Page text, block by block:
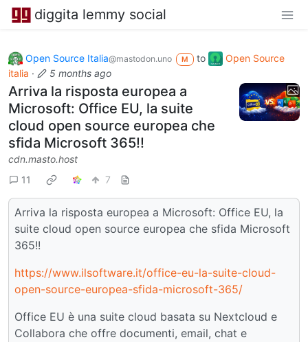
diggita lemmy social
Open Source Italia@mastodon.uno M to
Open Source
italia · 5 months ago
Arriva la risposta europea a
Microsoft: Office EU, la suite
cloud open source europea che
sfida Microsoft 365!!
cdn.masto.host
11
7
Arriva la risposta europea a Microsoft: Office EU, la
suite cloud open source europea che sfida Microsoft
365!!
https://www.ilsoftware.it/office-eu-la-suite-cloud-
open-source-europea-sfida-microsoft-365/
Office EU è una suite cloud basata su Nextcloud e
Collabora che offre documenti, email, chat e